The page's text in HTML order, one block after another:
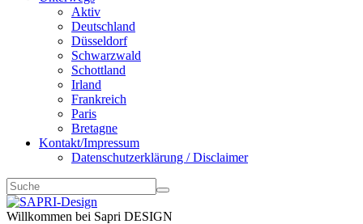
Aktiv
Deutschland
Düsseldorf
Schwarzwald
Schottland
Irland
Frankreich
Paris
Bretagne
Kontakt/Impressum
Datenschutzerklärung / Disclaimer
Willkommen bei Sapri DESIGN